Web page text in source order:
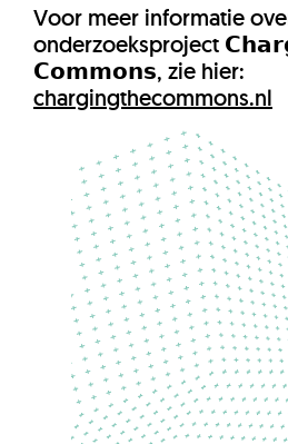
Voor meer informatie
onderzoeksproject
𝗖𝗼𝗺𝗺𝗼𝗻𝘀, zie hier:
chargingthecommons.nl